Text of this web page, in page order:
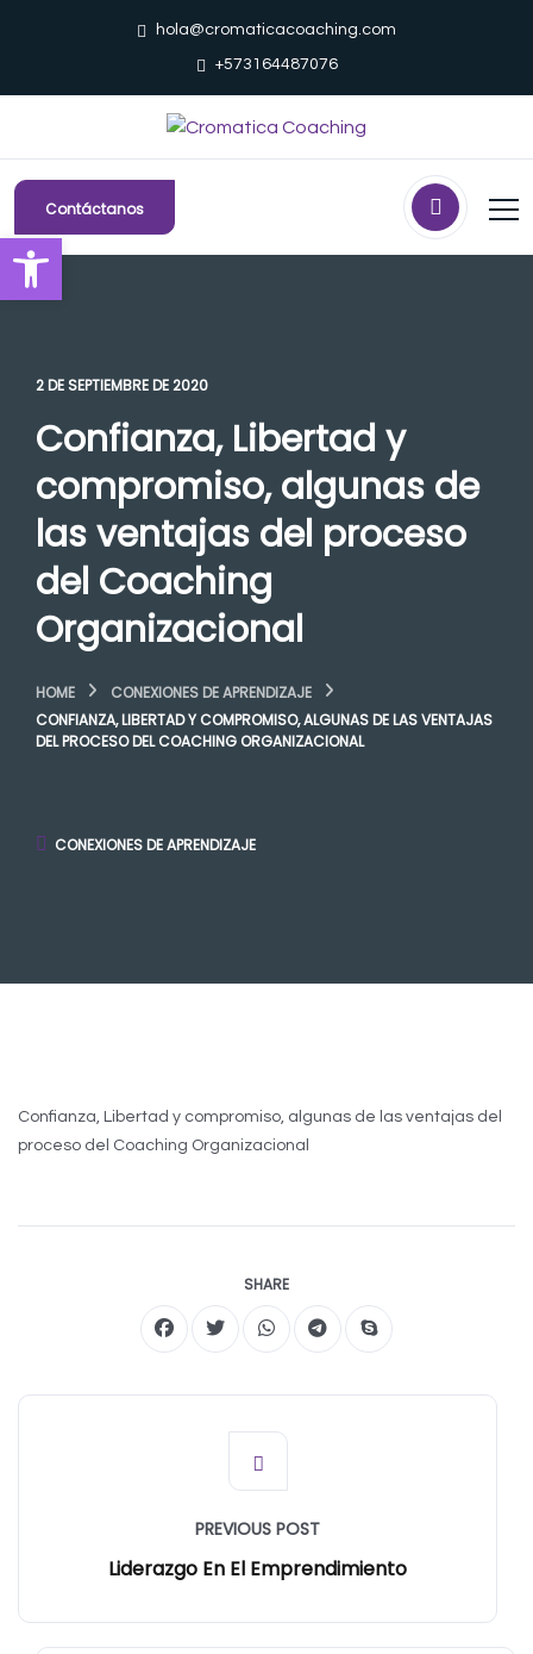
hola@cromaticacoaching.com
+573164487076
Contáctanos
2 DE SEPTIEMBRE DE 2020
Confianza, Libertad y
compromiso, algunas de
las ventajas del proceso
del Coaching
Organizacional
HOME
CONEXIONES DE APRENDIZAJE
CONFIANZA, LIBERTAD Y COMPROMISO, ALGUNAS DE LAS VENTAJAS
DEL PROCESO DEL COACHING ORGANIZACIONAL
CONEXIONES DE APRENDIZAJE
Confianza, Libertad y compromiso, algunas de las ventajas del
proceso del Coaching Organizacional
SHARE
PREVIOUS POST
Liderazgo En El Emprendimiento
Abrir barra de herramientas